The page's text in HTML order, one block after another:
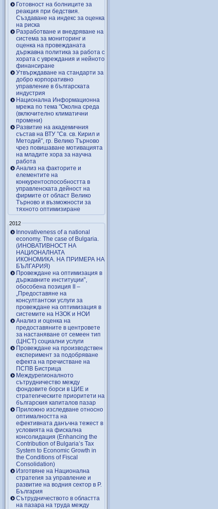
Готовност на болниците за
реакция при бедствия.
Създаване на индекс за оценка
на риска
Разработване и внедряване на
система за мониторинг и
оценка на провежданата
държавна политика за работа с
хората с увреждания и нейното
финансиране
Утвърждаване на стандарти за
добро корпоративно
управление в българската
индустрия
Национална Информационна
мрежа по тема "Околна среда
(включително климатични
промени)
Развитие на академичния
състав на ВТУ ”Св. св. Кирил и
Методий”, гр. Велико Търново
чрез повишаване мотивацията
на младите хора за научна
работа
Анализ на факторите и
елементите на
конкурентоспособността в
управленската дейност на
фирмите от област Велико
Търново и възможности за
тяхното оптимизиране
2012
Innovativeness of a national
economy. The case of Bulgaria.
(ИНОВАТИВНОСТ НА
НАЦИОНАЛНАТА
ИКОНОМИКА. НА ПРИМЕРА НА
БЪЛГАРИЯ)
Провеждане на оптимизация в
държавните институции”,
обособена позиция ІІ –
„Предоставяне на
консултантски услуги за
провеждане на оптимизация в
системите на НЗОК и НОИ
Анализ и оценка на
предоставяните в центровете
за настаняване от семеен тип
(ЦНСТ) социални услуги
Провеждане на производствен
експеримент за подобряване
ефекта на пречистване на
ПСПВ Бистрица
Междурегионалното
сътрудничество между
фондовите борси в ЦИЕ и
стратегическите приоритети на
българския капиталов пазар
Приложно изследване относно
оптималността на
ефективната данъчна тежест в
условията на фискална
консолидация (Enhancing the
Contribution of Bulgaria’s Tax
System to Economic Growth in
the Conditions of Fiscal
Consolidation)
Изготвяне на Национална
стратегия за управление и
развитие на водния сектор в Р.
България
Сътрудничеството в областта
на пазара на труда между